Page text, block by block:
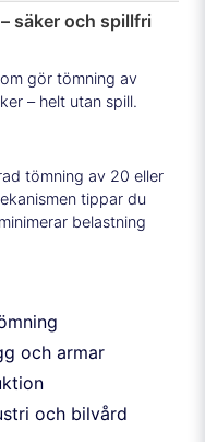
säker och spillfri
gör tömning av
– helt utan spill.
tömning av 20 eller
tippar du
belastning
och armar
och bilvård